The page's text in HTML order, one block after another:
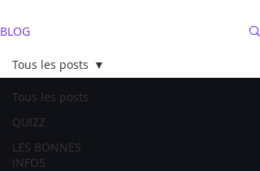
BLOG
Tous les posts
QUIZZ
LES BONNES
INFOS
Tous les posts